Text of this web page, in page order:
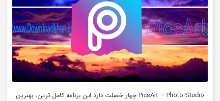
PicsArt – Photo Studio چهار خصلت دارد این برنامه کامل ترین، بهترین